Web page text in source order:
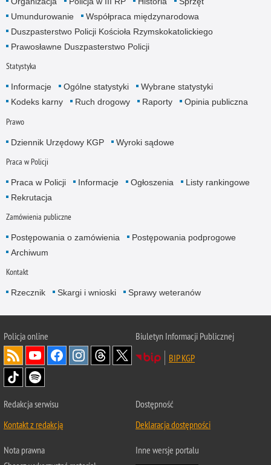
Umundurowanie
Współpraca międzynarodowa
Duszpasterstwo Policji Kościoła Rzymskokatolickiego
Prawosławne Duszpasterstwo Policji
Statystyka
Informacje Ogólne statystyki
Wybrane statystyki
Kodeks karny
Ruch drogowy Raporty Opinia publiczna
Prawo
Dziennik Urzędowy KGP Wyroki sądowe
Praca w Policji
Praca w Policji Informacje Ogłoszenia
Listy rankingowe
Rekrutacja
Zamówienia publiczne
Postępowania o zamówienia
Postępowania podprogowe
Archiwum
Kontakt
Rzecznik Skargi i wnioski Sprawy weteranów
Policjaonline
Biuletyn Informacji Publicznej
BIP KGP
Redakcja serwisu
Kontakt z redakcją
Dostępność
Deklaracja dostępności
Nota prawna
Inne wersje portalu